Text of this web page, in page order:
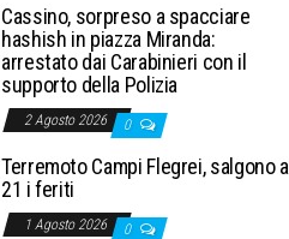
Cassino, sorpreso a spacciare
hashish in piazza Miranda:
arrestato dai Carabinieri con il
supporto della Polizia
2 Agosto 2026 0
Terremoto Campi Flegrei, salgono a
21 i feriti
1 Agosto 2026 0